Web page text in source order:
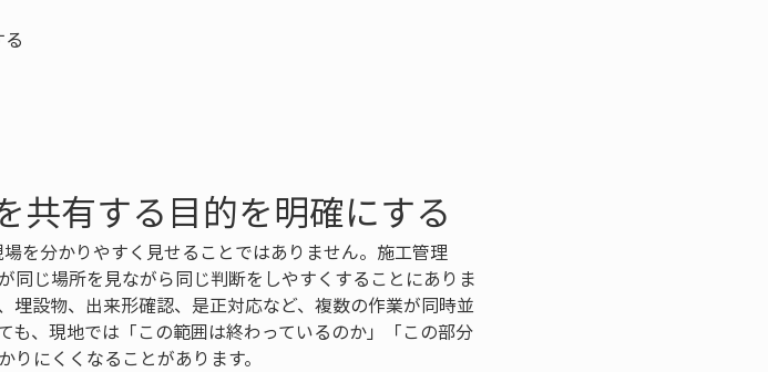
共有する目的を明確にする
を分かりやすく見せることではありません。施工管理
同じ場所を見ながら同じ判断をしやすくすることにありま
埋設物、出来形確認、是正対応など、複数の作業が同時並
、現地では「この範囲は終わっているのか」「この部分
にくくなることがあります。